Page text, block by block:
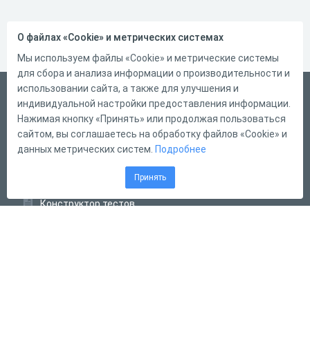
Русский
Справка
Форма обратной связи
Конструктор тестов
О файлах «Cookie» и метрических системах
Мы используем файлы «Cookie» и метрические системы
для сбора и анализа информации о производительности и
использовании сайта, а также для улучшения и
индивидуальной настройки предоставления информации.
Нажимая кнопку «Принять» или продолжая пользоваться
сайтом, вы соглашаетесь на обработку файлов «Cookie» и
данных метрических систем. Подробнее
Принять